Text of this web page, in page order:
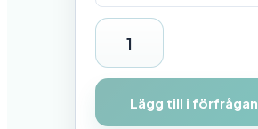
Ö
v
e
r
Lägg till i förfrågan